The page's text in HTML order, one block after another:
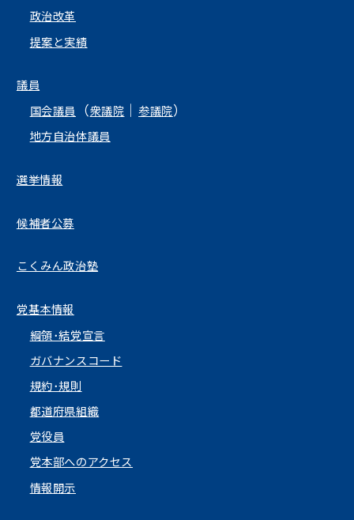
政治改革
提案と実績
議員
国会議員
（衆議院 ｜参議院）
地方自治体議員
選挙情報
候補者公募
こくみん政治塾
党基本情報
綱領･結党宣言
ガバナンスコード
規約･規則
都道府県組織
党役員
党本部へのアクセス
情報開示